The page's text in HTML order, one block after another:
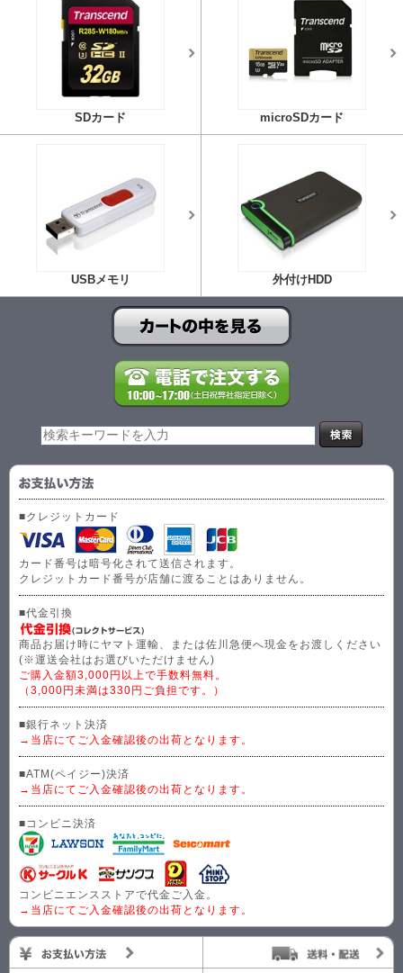
SDカード microSDカード
USBメモリ 外付けHDD
■クレジットカード
カード番号は暗号化されて送信されます。
クレジットカード番号が店舗に渡ることはありません。
■代金引換
商品お届け時にヤマト運輸、または佐川急便へ現金をお渡しください
(※運送会社はお選びいただけません)
ご購入金額3,000円以上で手数料無料。
（3,000円未満は330円ご負担です。）
■銀行ネット決済
→当店にてご入金確認後の出荷となります。
■ATM(ペイジー)決済
→当店にてご入金確認後の出荷となります。
■コンビニ決済
コンビニエンスストアで代金ご入金。
→当店にてご入金確認後の出荷となります。